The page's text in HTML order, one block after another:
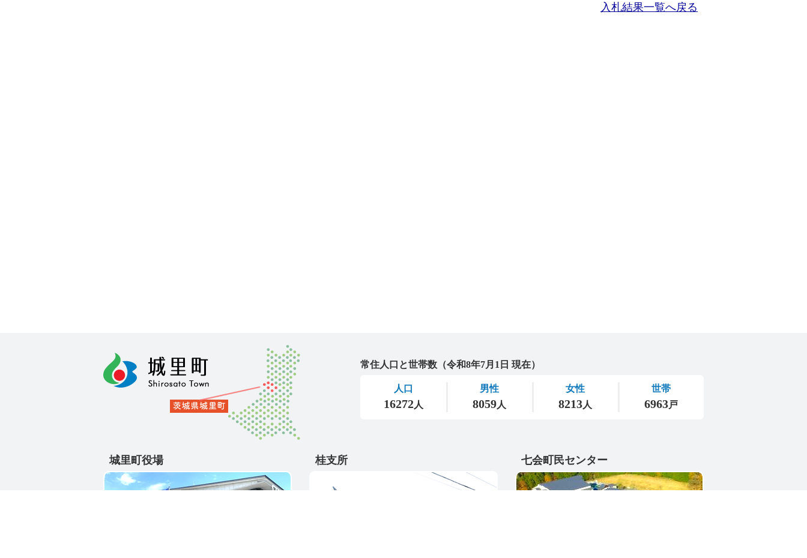
入札結果一覧へ戻る
城里町役場 桂支所 七会町民センター